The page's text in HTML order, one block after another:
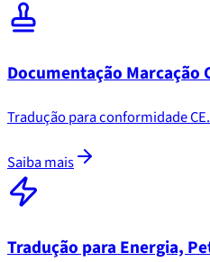
Documentação Marcação
Tradução para conformidade CE.
Saiba mais
Tradução para Energia,